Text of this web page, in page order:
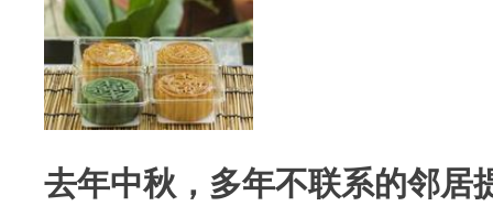
去年中秋，多年不联系的邻居